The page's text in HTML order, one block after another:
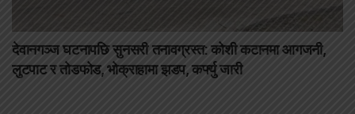
देवानगञ्ज घटनापछि सुनसरी तनावग्रस्त: कोशी कटानमा आगजनी,
लुटपाट र तोडफोड, भोक्राहामा झडप, कर्फ्यु जारी